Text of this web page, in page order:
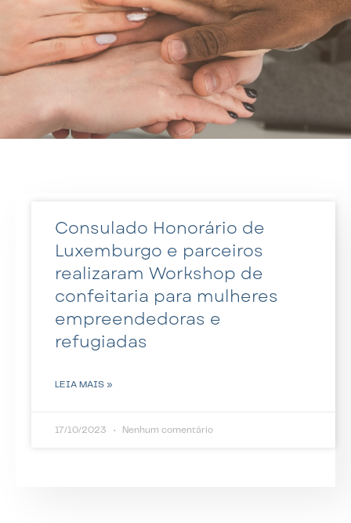
Consulado Honorário de
Luxemburgo e parceiros
realizaram Workshop de
confeitaria para mulheres
empreendedoras e
refugiadas
LEIA MAIS »
17/10/2023 Nenhum comentário